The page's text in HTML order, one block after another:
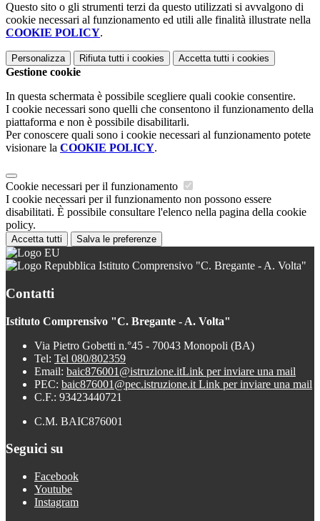
Questo sito o gli strumenti terzi da questo utilizzati si avvalgono di
cookie necessari al funzionamento ed utili alle finalità illustrate nella
COOKIE POLICY.
Personalizza Rifiuta tutti i cookies Accetta tutti i cookies
Gestione cookie
In questa schermata è possibile scegliere quali cookie consentire.
I cookie necessari sono quelli che consentono il funzionamento della
piattaforma e non è possibile disabilitarli.
Per conoscere quali sono i cookie necessari al funzionamento potete
visionare la COOKIE POLICY.
Cookie necessari per il funzionamento
I cookie necessari per il funzionamento non possono essere
disabilitati. È possibile consultare l'elenco nella pagina della cookie
policy.
Accetta tutti Salva le preferenze
Istituto Comprensivo "C. Bregante - A. Volta"
Contatti
Istituto Comprensivo "C. Bregante - A. Volta"
Via Pietro Gobetti n.°45 - 70043 Monopoli (BA)
Tel: Tel 080/802359
Email: baic876001@istruzione.itLink per inviare una mail
PEC: baic876001@pec.istruzione.it Link per inviare una mail
C.F.: 93423440721
C.M. BAIC876001
Seguici su
Facebook
Youtube
Instagram